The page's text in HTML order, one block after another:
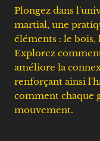
Plongez dans
martial, une
éléments : le bois,
Explorez
améliore la
renforçant ainsi
comment chaque
mouvement.